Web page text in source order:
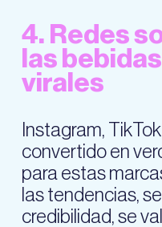
4. Redes
las
virales
Instagram,
convertido en
para estas
las tendencias,
credibilidad, se